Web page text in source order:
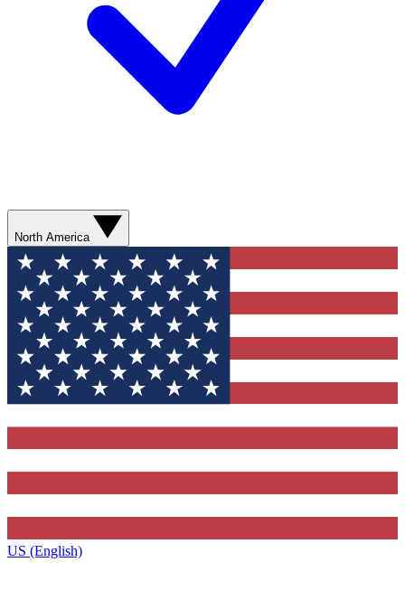
North America
US (English)